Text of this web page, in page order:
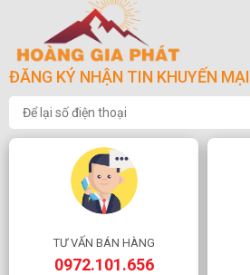
ĐĂNG KÝ NHẬN TIN KHUYẾN MẠI
TƯ VẤN BÁN HÀNG
0972.101.656